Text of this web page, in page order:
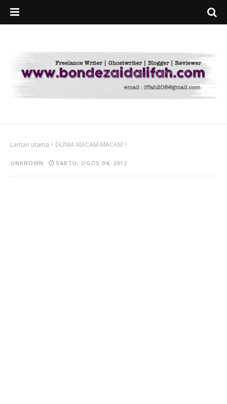
Laman utama DUNIA MACAM-MACAM
UNKNOWN SABTU, OGOS 04, 2012